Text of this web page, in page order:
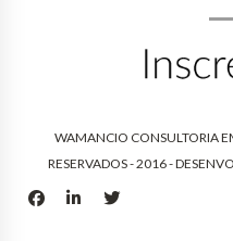
WAMANCIO CONSULTORIA
RESERVADOS - 2016 -